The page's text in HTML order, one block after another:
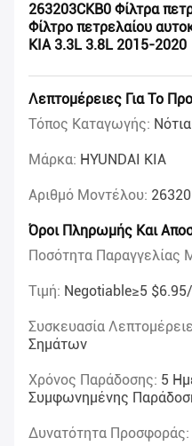
263203CKB0 Φίλτρα
Φίλτρο πετρελαίου
KIA 3.3L 3.8L 2015-2020
Λεπτομέρειες Για Το
Τόπος Καταγωγής:
Μάρκα: HYUNDAI KIA
Αριθμό Μοντέλου:
Όροι Πληρωμής Και
Ποσότητα Παραγγελίας
Τιμή: Negotiable≥5
Συσκευασία
Σημάτων
Χρόνος Παράδοσης: 5
Συμφωνημένης
Δυνατότητα Προσφοράς: